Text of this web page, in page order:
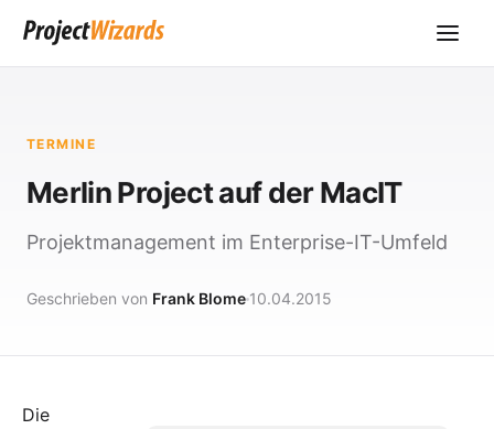
TERMINE
Merlin Project auf der MacIT
Projektmanagement im Enterprise-IT-Umfeld
Geschrieben von Frank Blome 10.04.2015
Die